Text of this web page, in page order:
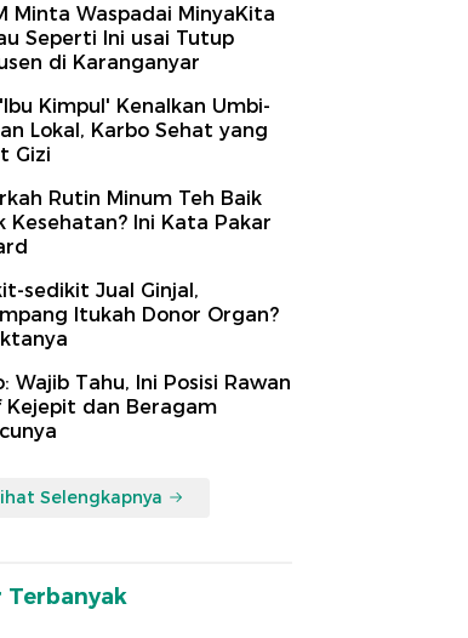
Minta Waspadai MinyaKita
Seperti Ini usai Tutup
di Karanganyar
Kimpul' Kenalkan Umbi-
Lokal, Karbo Sehat yang
Gizi
Rutin Minum Teh Baik
Kesehatan? Ini Kata Pakar
sedikit Jual Ginjal,
Itukah Donor Organ?
Wajib Tahu, Ini Posisi Rawan
Kejepit dan Beragam
Selengkapnya